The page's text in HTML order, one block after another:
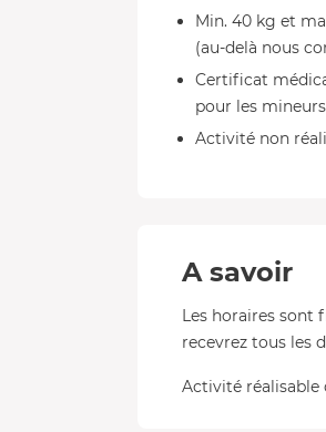
Min. 40 kg et
(au-delà nous
Certificat
pour les
Activité non
A savoir
Les horaires sont
recevrez tous les
Activité réalisable